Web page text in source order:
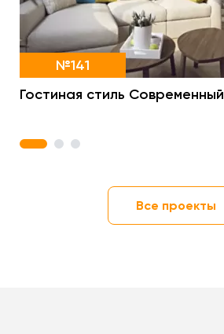
№141
Гостиная стиль Современный
1 2 3
Все проекты